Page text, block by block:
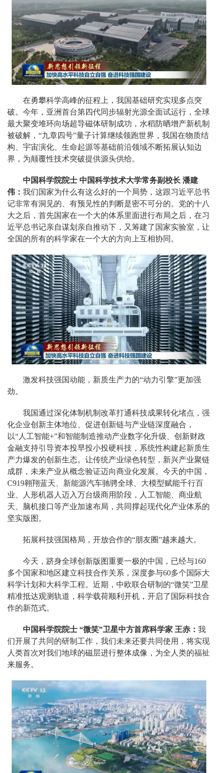
在勇攀科学高峰的征程上，我国基础研究实现多点突
破。今年，亚洲首台第四代同步辐射光源全面试运行，全球
最大聚变堆环向场超导磁体研制成功，水稻防晒增产新机制
被破解，“九章四号”量子计算继续领跑世界，我国在物质结
构、宇宙演化、生命起源等基础前沿领域不断拓展认知边
界，为颠覆性技术突破提供源头供给。
中国科学院院士 中国科学技术大学常务副校长 潘建
伟： 我们国家为什么有这么好的一个局势，这跟习近平总书
记非常有洞见的、有预见性的判断是密不可分的。党的十八
大之后，首先国家在一个大的体系里面进行布局之后，在习
近平总书记亲自谋划亲自推动下，又筹建了国家实验室，让
全国的所有的科学家在一个大的方向上互相协同。
激发科技强国动能，新质生产力的“动力引擎”更加强
劲。
我国通过深化体制机制改革打通科技成果转化堵点，强
化企业创新主体地位、促进创新链与产业链深度融合，
以“人工智能+”和智能制造推动产业数字化升级、创新财政
金融支持引导资本投早投小投硬科技，系统性构建起新质生
产力爆发的创新生态。让传统产业绿色转型，新兴产业聚链
成群，未来产业从概念验证迈向商业化发展。今天的中国，
C919翱翔蓝天、新能源汽车驰骋全球、大模型赋能千行百
业、人形机器人迈入万台级商用阶段，人工智能、商业航
天、脑机接口等产业加速布局，共同撑起现代化产业体系的
坚实版图。
拓展科技强国格局，开放合作的“朋友圈”越来越大。
今天，跻身全球创新版图重要一极的中国，已经与160
多个国家和地区建立科技合作关系，深度参与60多个国际大
科学计划和大科学工程。近期，中欧联合研制的“微笑”卫星
精准抵达观测轨道，科学载荷顺利开机，开启了国际科技合
作的新范式。
中国科学院院士 “微笑”卫星中方首席科学家 王赤： 我
们开展了共同的研制工作，我们未来还要共同使用，将实现
人类首次对我们地球的磁层进行整体成像，为全人类的福祉
来服务。